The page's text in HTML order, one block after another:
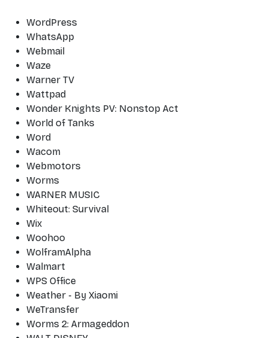
WordPress
WhatsApp
Webmail
Waze
Warner TV
Wattpad
Wonder Knights PV: Nonstop Act
World of Tanks
Word
Wacom
Webmotors
Worms
WARNER MUSIC
Whiteout: Survival
Wix
Woohoo
WolframAlpha
Walmart
WPS Office
Weather - By Xiaomi
WeTransfer
Worms 2: Armageddon